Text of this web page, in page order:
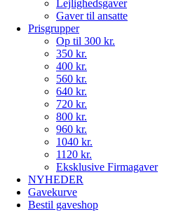
Lejlighedsgaver
Gaver til ansatte
Prisgrupper
Op til 300 kr.
350 kr.
400 kr.
560 kr.
640 kr.
720 kr.
800 kr.
960 kr.
1040 kr.
1120 kr.
Eksklusive Firmagaver
NYHEDER
Gavekurve
Bestil gaveshop